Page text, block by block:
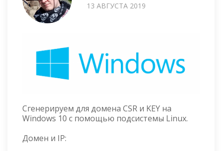
13 АВГУСТА 2019
Сгенерируем для домена CSR и KEY на
Windows 10 с помощью подсистемы Linux.
Домен и IP: